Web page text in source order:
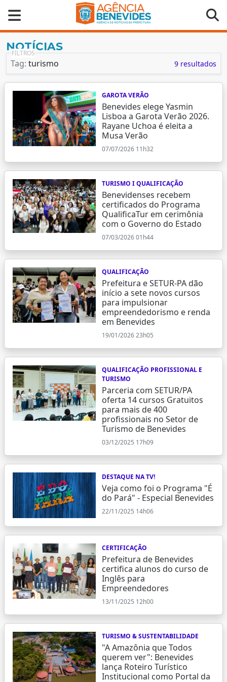
NOTÍCIAS
FILTROS
Tag: turismo 9 resultados
GAROTA VERÃO
Benevides elege Yasmin
Lisboa a Garota Verão 2026.
Rayane Uchoa é eleita a
Musa Verão
07/07/2026 11h32
TURISMO I QUALIFICAÇÃO
Benevidenses recebem
certificados do Programa
QualificaTur em cerimônia
com o Governo do Estado
07/03/2026 01h44
QUALIFICAÇÃO
Prefeitura e SETUR-PA dão
início a sete novos cursos
para impulsionar
empreendedorismo e renda
em Benevides
19/01/2026 23h05
QUALIFICAÇÃO PROFISSIONAL E
TURISMO
Parceria com SETUR/PA
oferta 14 cursos Gratuitos
para mais de 400
profissionais no Setor de
Turismo de Benevides
03/12/2025 17h09
DESTAQUE NA TV!
Veja como foi o Programa "É
do Pará" - Especial Benevides
22/11/2025 14h06
CERTIFICAÇÃO
Prefeitura de Benevides
certifica alunos do curso de
Inglês para
Empreendedores
13/11/2025 12h00
TURISMO & SUSTENTABILIDADE
"A Amazônia que Todos
querem ver": Benevides
lança Roteiro Turístico
Institucional como Portal da